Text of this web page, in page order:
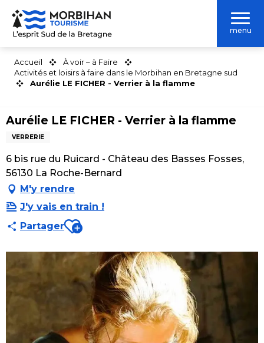
Aller
contenu
menu
Accueil
À voir – à Faire
Activités et loisirs à faire dans le Morbihan en Bretagne sud
Aurélie LE FICHER - Verrier à la flamme
Aurélie LE FICHER - Verrier à la flamme
VERRERIE
6 bis rue du Ruicard - Château des Basses Fosses,
56130 La Roche-Bernard
M'y rendre
J'y vais en train !
PartagerAjouter aux favoris